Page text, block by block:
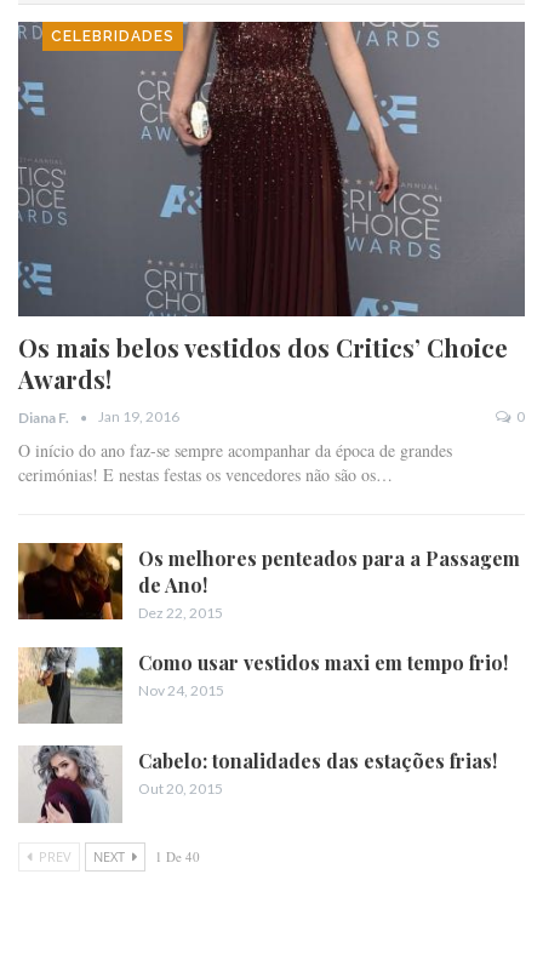
CELEBRIDADES
Os mais belos vestidos dos Critics’ Choice
Awards!
Diana F. Jan 19, 2016 0
O início do ano faz-se sempre acompanhar da época de grandes
cerimónias! E nestas festas os vencedores não são os…
Os melhores penteados para a Passagem
de Ano!
Dez 22, 2015
Como usar vestidos maxi em tempo frio!
Nov 24, 2015
Cabelo: tonalidades das estações frias!
Out 20, 2015
PREV NEXT 1 De 40